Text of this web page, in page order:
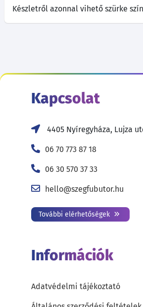
Készletről azonnal vihető szürke
Kapcsolat
4405 Nyíregyháza, Lujza
06 70 773 87 18
06 30 570 37 33
hello@szegfubutor.hu
További elérhetőségek
Információk
Adatvédelmi tájékoztató